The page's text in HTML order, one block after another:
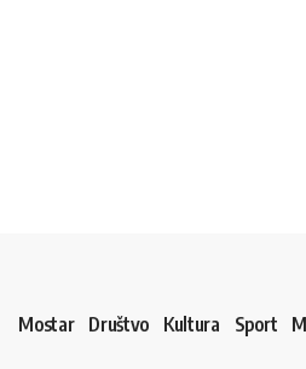
Mostar Društvo Kultura Sport